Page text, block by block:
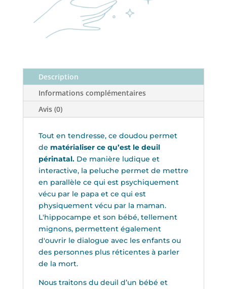
Description
Informations complémentaires
Avis (0)
Tout en tendresse, ce doudou permet
de matérialiser ce qu’est le deuil
périnatal. De manière ludique et
interactive, la peluche permet de mettre
en parallèle ce qui est psychiquement
vécu par le papa et ce qui est
physiquement vécu par la maman.
L'hippocampe et son bébé, tellement
mignons, permettent également
d'ouvrir le dialogue avec les enfants ou
des personnes plus réticentes à parler
de la mort.
Nous traitons du deuil d’un bébé et